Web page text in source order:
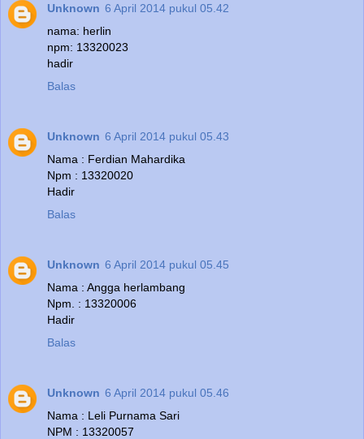
Unknown 6 April 2014 pukul 05.42
nama: herlin
npm: 13320023
hadir
Balas
Unknown 6 April 2014 pukul 05.43
Nama : Ferdian Mahardika
Npm : 13320020
Hadir
Balas
Unknown 6 April 2014 pukul 05.45
Nama : Angga herlambang
Npm. : 13320006
Hadir
Balas
Unknown 6 April 2014 pukul 05.46
Nama : Leli Purnama Sari
NPM : 13320057